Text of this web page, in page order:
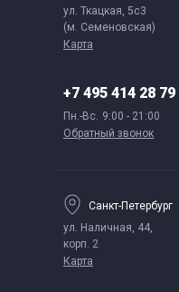
ул. Ткацкая, 5с3
(м. Семеновская)
Карта
+7 495 414 28 79
Пн.-Вс. 9:00 - 21:00
Обратный звонок
Санкт-Петербург
ул. Наличная, 44,
корп. 2
Карта